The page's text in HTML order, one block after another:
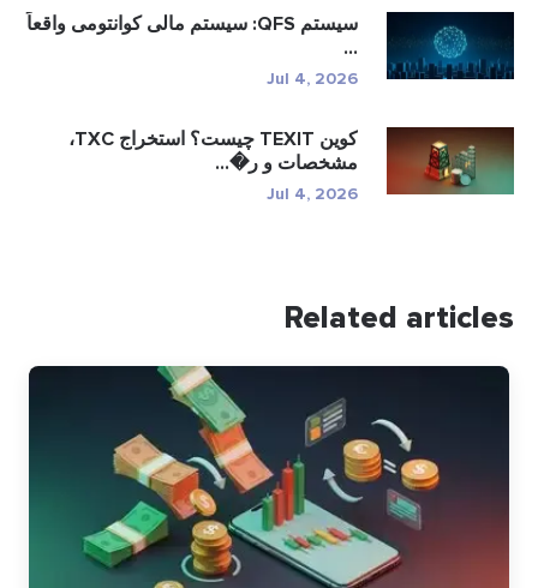
سیستم QFS: سیستم مالی کوانتومی واقعاً
...
Jul 4, 2026
کوین TEXIT چیست؟ استخراج TXC،
مشخصات و ر�...
Jul 4, 2026
Related articles